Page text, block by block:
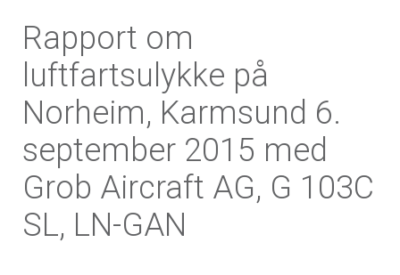
Rapport om
luftfartsulykke på
Norheim, Karmsund 6.
september 2015 med
Grob Aircraft AG, G 103C
SL, LN-GAN